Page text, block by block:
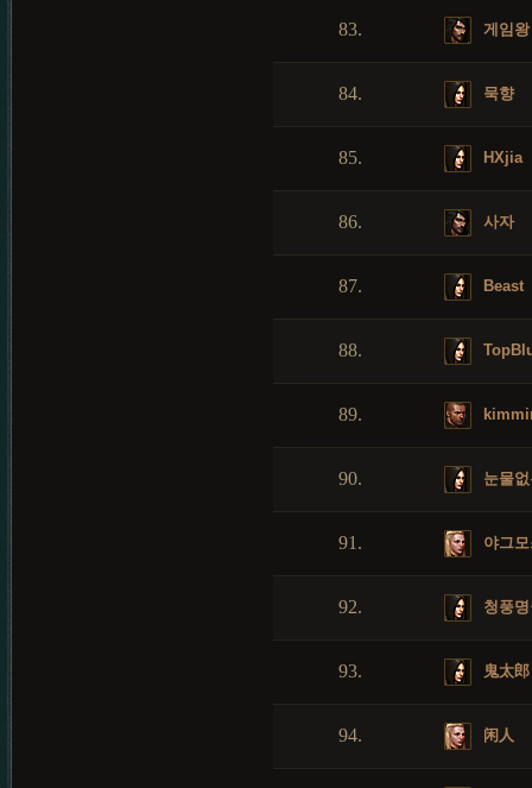
83. 게임왕
84. 묵향
85. HXjia
86. 사자
87. Beast
88.
89.
90. 눈물
91. 야그
92. 청풍
93. 鬼太郎
94. 闲人